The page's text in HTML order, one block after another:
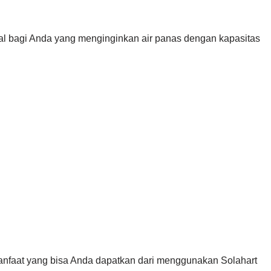
bagi Anda yang menginginkan air panas dengan kapasitas
yang bisa Anda dapatkan dari menggunakan Solahart